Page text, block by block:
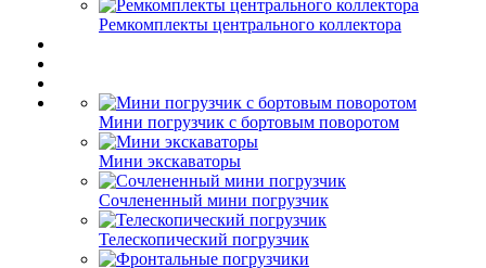
Ремкомплекты центрального коллектора
Мини погрузчик с бортовым поворотом
Мини экскаваторы
Сочлененный мини погрузчик
Телескопический погрузчик